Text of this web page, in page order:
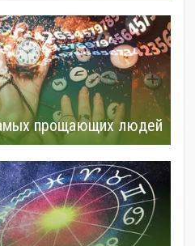
прощающих людей